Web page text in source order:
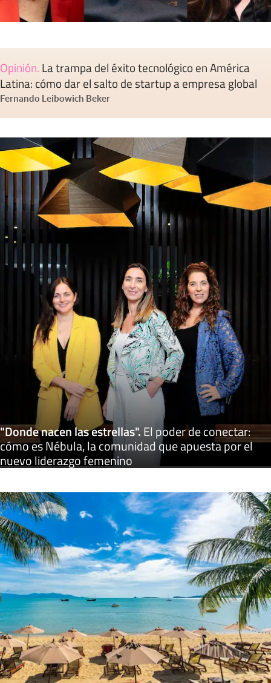
Opinión. La trampa del éxito tecnológico en América
Latina: cómo dar el salto de startup a empresa global
Fernando Leibowich Beker
"Donde nacen las estrellas".El poder de conectar:
cómo es Nébula, la comunidad que apuesta por el
nuevo liderazgo femenino